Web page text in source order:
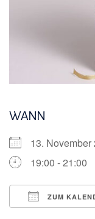
WANN
13.
19:00 - 21:00
ZUM